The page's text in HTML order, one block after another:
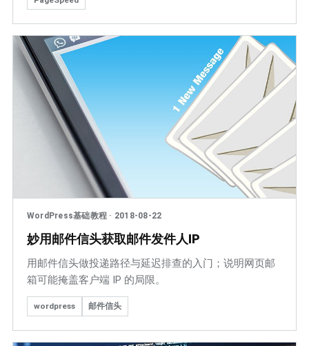
WordPress基础教程 · 2018-08-22
妙用邮件信头获取邮件发件人IP
用邮件信头做投递路径与延迟排查的入门；说明网页邮
箱可能掩盖客户端 IP 的局限。
wordpress 邮件信头